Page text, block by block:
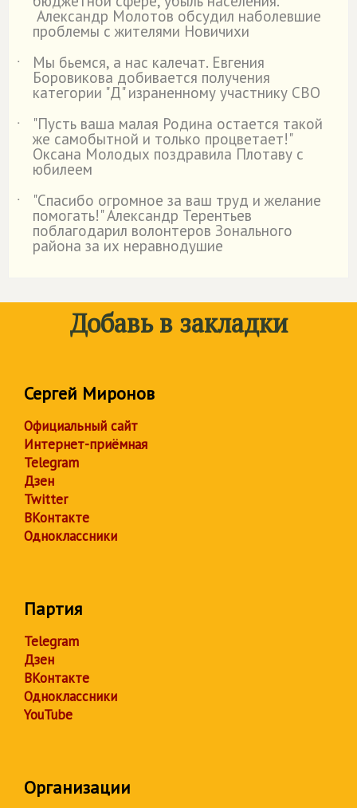
Александр Молотов обсудил наболевшие
проблемы с жителями Новичихи
˙
Мы бьемся, а нас калечат. Евгения
Боровикова добивается получения
категории "Д" израненному участнику СВО
˙
"Пусть ваша малая Родина остается такой
же самобытной и только процветает!"
Оксана Молодых поздравила Плотаву с
юбилеем
˙
"Спасибо огромное за ваш труд и желание
помогать!" Александр Терентьев
поблагодарил волонтеров Зонального
района за их неравнодушие
Добавь в закладки
Сергей Миронов
Официальный сайт
Интернет-приёмная
Telegram
Дзен
Twitter
ВКонтакте
Одноклассники
Партия
Telegram
Дзен
ВКонтакте
Одноклассники
YouTube
Организации